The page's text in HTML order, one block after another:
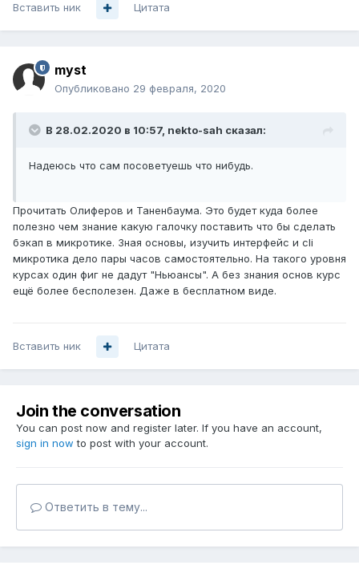
Вставить ник Цитата
myst
Опубликовано 29 февраля, 2020
В 28.02.2020 в 10:57, nekto-sah сказал:
Надеюсь что сам посоветуешь что нибудь.
Прочитать Олиферов и Таненбаума. Это будет куда более
полезно чем знание какую галочку поставить что бы сделать
бэкап в микротике. Зная основы, изучить интерфейс и cli
микротика дело пары часов самостоятельно. На такого уровня
курсах один фиг не дадут "Ньюансы". А без знания основ курс
ещё более бесполезен. Даже в бесплатном виде.
Вставить ник Цитата
Join the conversation
You can post now and register later. If you have an account,
sign in now to post with your account.
Ответить в тему...